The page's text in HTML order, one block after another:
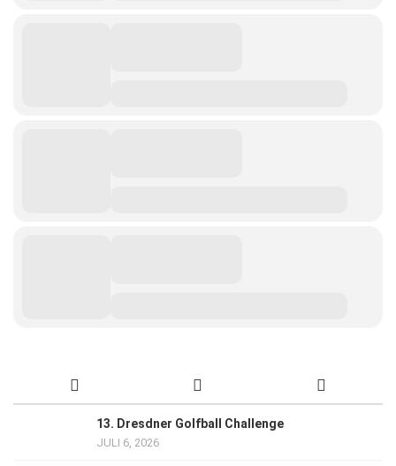
13. Dresdner Golfball Challenge
JULI 6, 2026